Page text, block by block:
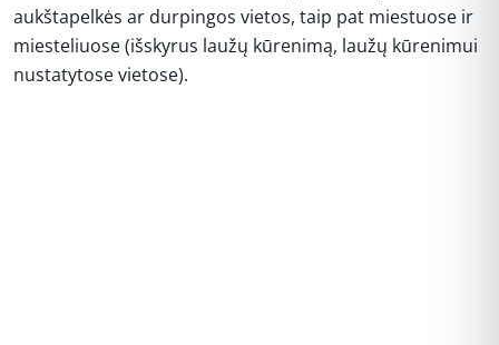
aukštapelkės ar durpingos vietos, taip pat miestuose ir
miesteliuose (išskyrus laužų kūrenimą, laužų kūrenimui
nustatytose vietose).